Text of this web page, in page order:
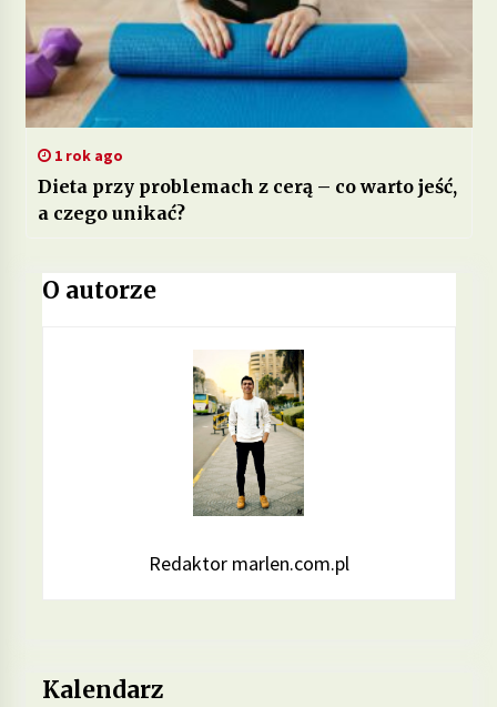
1 rok ago
Dieta przy problemach z cerą – co warto jeść,
a czego unikać?
O autorze
Redaktor marlen.com.pl
Kalendarz